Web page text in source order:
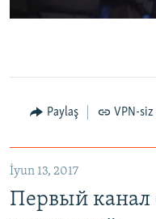
Paylaş VPN-
İyun 13, 2017
Первый канал